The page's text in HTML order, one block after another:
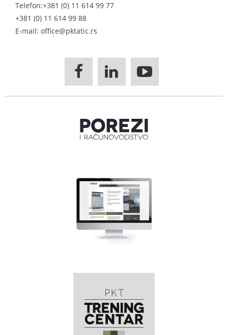
Telefon:+381 (0) 11 614 99 77
+381 (0) 11 614 99 88
E-mail: office@pktatic.rs
  